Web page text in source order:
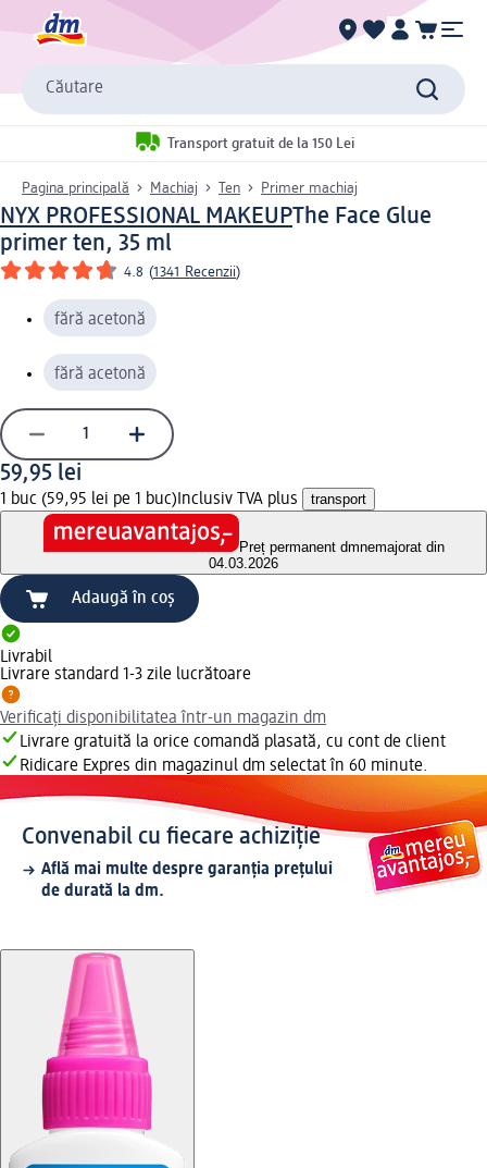
Căutare
Transport gratuit de la 150 Lei
Pagina principală Machiaj Ten Primer machiaj
NYX PROFESSIONAL MAKEUPThe Face Glue
primer ten, 35 ml
4.8 (1341 Recenzii)
fără acetonă
fără acetonă
59,95 lei
1 buc (59,95 lei pe 1 buc) Inclusiv TVA plus transport
Preț permanent dmnemajorat din
04.03.2026
Adaugă în coș
Livrabil
Livrare standard 1-3 zile lucrătoare
Verificați disponibilitatea într-un magazin dm
Livrare gratuită la orice comandă plasată, cu cont de client
Ridicare Expres din magazinul dm selectat în 60 minute.
Convenabil cu fiecare achiziție
Află mai multe despre garanția prețului
de durată la dm.